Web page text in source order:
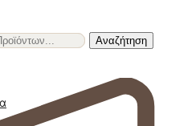
Αναζήτηση
Αναζήτηση